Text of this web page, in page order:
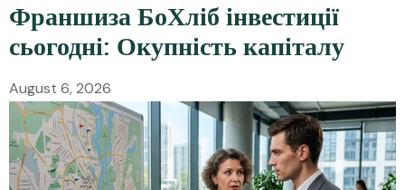
Франшиза БоХліб інвестиції
сьогодні: Окупність капіталу
August 6, 2026